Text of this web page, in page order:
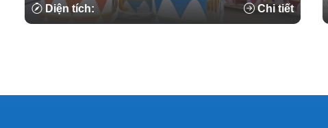
Diện tích: Chi tiết